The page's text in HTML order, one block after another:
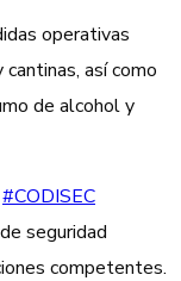
operativas
así como
de alcohol y
#CODISEC
seguridad
competentes.